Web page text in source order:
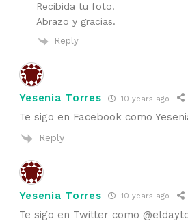
Recibida tu foto.
Abrazo y gracias.
Reply
Yesenia Torres 10 years ago
Te sigo en Facebook como
Reply
Yesenia Torres 10 years ago
Te sigo en Twitter como